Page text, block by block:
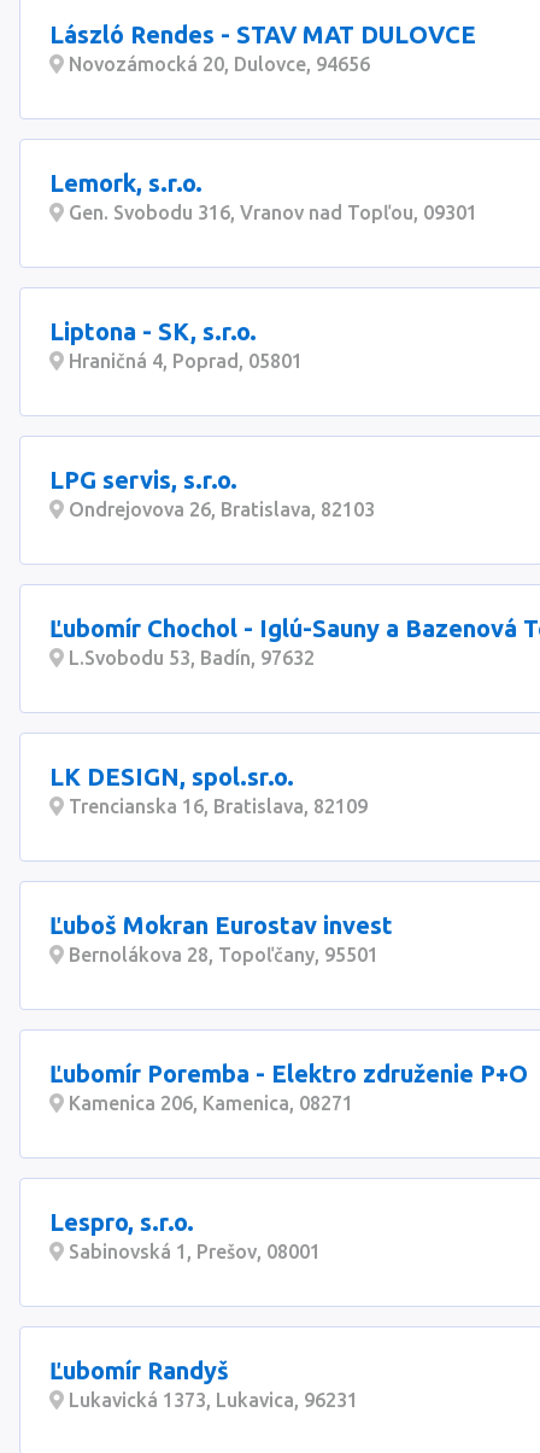
László Rendes - STAV MAT DULOVCE
Novozámocká 20, Dulovce, 94656
Lemork, s.r.o.
Gen. Svobodu 316, Vranov nad Topľou, 09301
Liptona - SK, s.r.o.
Hraničná 4, Poprad, 05801
LPG servis, s.r.o.
Ondrejovova 26, Bratislava, 82103
Ľubomír Chochol - Iglú-Sauny a Bazenová
L.Svobodu 53, Badín, 97632
LK DESIGN, spol.sr.o.
Trencianska 16, Bratislava, 82109
Ľuboš Mokran Eurostav invest
Bernolákova 28, Topoľčany, 95501
Ľubomír Poremba - Elektro združenie P+O
Kamenica 206, Kamenica, 08271
Lespro, s.r.o.
Sabinovská 1, Prešov, 08001
Ľubomír Randyš
Lukavická 1373, Lukavica, 96231